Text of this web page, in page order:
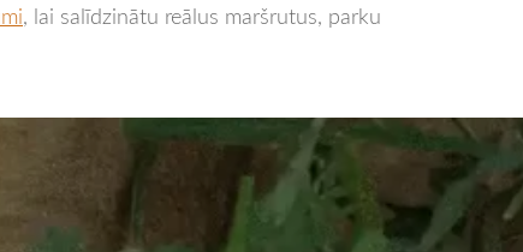
, lai salīdzinātu reālus maršrutus, parku